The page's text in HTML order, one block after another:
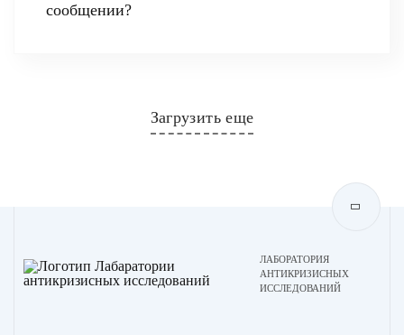
сообщении?
Загрузить еще
ЛАБОРАТОРИЯ
АНТИКРИЗИСНЫХ
ИССЛЕДОВАНИЙ